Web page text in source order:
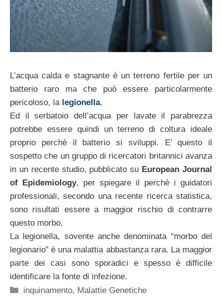
L’acqua calda e stagnante è un terreno fertile per un
batterio raro ma che può essere particolarmente
pericoloso, la legionella.
Ed il serbatoio dell’acqua per lavate il parabrezza
potrebbe essere quindi un terreno di coltura ideale
proprio perchè il batterio si sviluppi. E’ questo il
sospetto che un gruppo di ricercatori britannici avanza
in un recente studio, pubblicato su European Journal
of Epidemiology, per spiegare il perchè i guidatori
professionali, secondo una recente ricerca statistica,
sono risultati essere a maggior rischio di contrarre
questo morbo.
La legionella, sovente anche denominata “morbo del
legionario” è una malattia abbastanza rara. La maggior
parte dei casi sono sporadici e spesso è difficile
identificare la fonte di infezione.
Categorie
inquinamento, Malattie Genetiche